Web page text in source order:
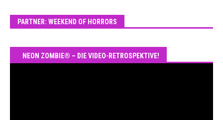
PARTNER: WEEKEND OF HORRORS
NEON ZOMBIE® – DIE VIDEO-RETROSPEKTIVE!